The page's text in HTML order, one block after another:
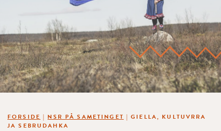
FORSIDE | NSR PÅ SAMETINGET |GIELLA, KULTUVRRA
JA SEBRUDAHKA